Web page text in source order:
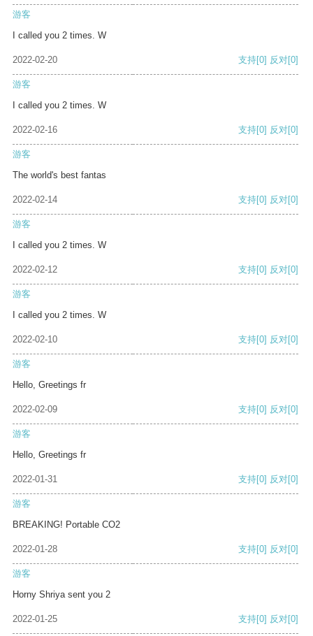
游客
I called you 2 times. W
2022-02-20 支持[0] 反对[0]
游客
I called you 2 times. W
2022-02-16 支持[0] 反对[0]
游客
The world's best fantas
2022-02-14 支持[0] 反对[0]
游客
I called you 2 times. W
2022-02-12 支持[0] 反对[0]
游客
I called you 2 times. W
2022-02-10 支持[0] 反对[0]
游客
Hello, Greetings fr
2022-02-09 支持[0] 反对[0]
游客
Hello, Greetings fr
2022-01-31 支持[0] 反对[0]
游客
BREAKING! Portable CO2
2022-01-28 支持[0] 反对[0]
游客
Horny Shriya sent you 2
2022-01-25 支持[0] 反对[0]